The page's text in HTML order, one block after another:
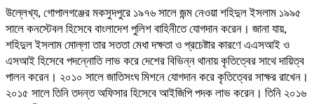
উল্লেখ্য, গোপালগঞ্জের মকসুদপুরে ১৯৭৬ সালে জন্ম নেওয়া শহিদুল ইসলাম ১৯৯৫
সালে কনস্টেবল হিসেবে বাংলাদেশ পুলিশ বাহিনীতে যোগদান করেন। জানা যায়,
শহিদুল ইসলাম মোল্লা তার সততা মেধা দক্ষতা ও প্রচেষ্টার কারণে এএসআই ও
এসআই হিসেবে পদন্নোতি লাভ করে দেশের বিভিন্ন থানায় কৃতিত্বের সাথে দায়িত্ব
পালন করেন। ২০১০ সালে জাতিসংঘ মিশনে যোগদান করে কৃতিত্বের সাক্ষর রাখেন।
২০১৫ সালে তিনি তদন্ত অফিসার হিসেবে আইজিপি পদক লাভ করেন। তিনি ২০১৬